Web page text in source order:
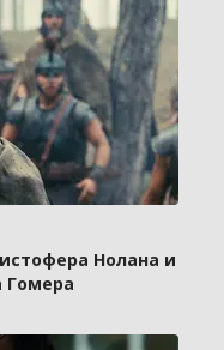
Нолана и
Гомера